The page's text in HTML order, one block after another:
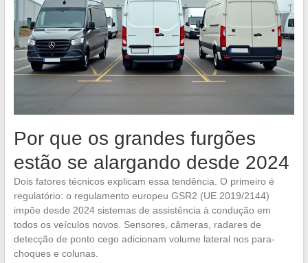
Por que os grandes furgões
estão se alargando desde 2024
Dois fatores técnicos explicam essa tendência. O primeiro é
regulatório: o regulamento europeu GSR2 (UE 2019/2144)
impõe desde 2024 sistemas de assistência à condução em
todos os veículos novos. Sensores, câmeras, radares de
detecção de ponto cego adicionam volume lateral nos para-
choques e colunas.